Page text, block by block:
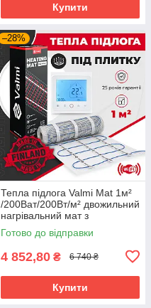
Купити
–28%
Тепла підлога Valmi Mat 1м²
/200Ват/200Вт/м² двожильний
нагрівальний мат з
терморегулятором TWE02
Wi-Fi
Готово до відправки
4 852,80 ₴ 6 740 ₴
Купити